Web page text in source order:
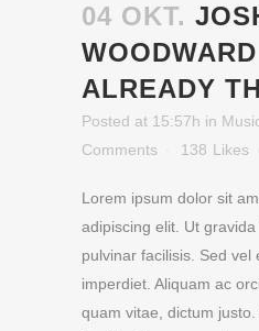
04 OKT.
ALREADY
Posted at 15:57h in
Comments
138 Likes
Lorem ipsum dolor sit
adipiscing elit. Ut
pulvinar facilisis. Sed vel
imperdiet. Aliquam ac
quam vitae, dictum